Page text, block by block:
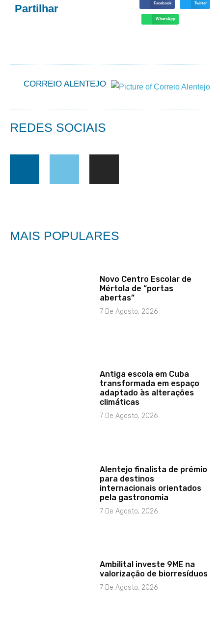
Partilhar Facebook Twitter
WhatsApp
CORREIO ALENTEJO
REDES SOCIAIS
MAIS POPULARES
Novo Centro Escolar de
Mértola de “portas
abertas”
7 De Agosto, 2026
Antiga escola em Cuba
transformada em espaço
adaptado às alterações
climáticas
7 De Agosto, 2026
Alentejo finalista de prémio
para destinos
internacionais orientados
pela gastronomia
7 De Agosto, 2026
Ambilital investe 9ME na
valorização de biorresíduos
7 De Agosto, 2026